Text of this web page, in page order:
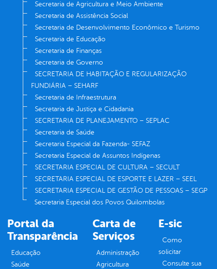
Secretaria de Agricultura e Meio Ambiente
Secretaria de Assistência Social
Secretaria de Desenvolvimento Econômico e Turismo
Secretaria de Educação
Secretaria de Finanças
Secretaria de Governo
SECRETARIA DE HABITAÇÃO E REGULARIZAÇÃO
FUNDIÁRIA – SEHARF
Secretaria de Infraestrutura
Secretaria de Justiça e Cidadania
SECRETARIA DE PLANEJAMENTO – SEPLAC
Secretaria de Saúde
Secretaria Especial da Fazenda- SEFAZ
Secretaria Especial de Assuntos Indígenas
SECRETARIA ESPECIAL DE CULTURA – SECULT
SECRETARIA ESPECIAL DE ESPORTE E LAZER – SEEL
SECRETARIA ESPECIAL DE GESTÃO DE PESSOAS – SEGP
Secretaria Especial dos Povos Quilombolas
Portal da
Transparência
Educação
Saúde
Carta de
Serviços
Administração
Agricultura
E-sic
Como
solicitar
Consulte sua